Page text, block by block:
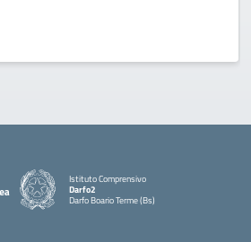
Istituto Comprensivo
Darfo2
Darfo Boario Terme (Bs)